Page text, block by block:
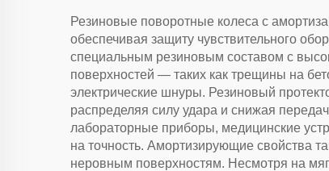
Резиновые поворотные колеса с
обеспечивая защиту чувствительного
специальным резиновым составом с
поверхностей — таких как трещины на
электрические шнуры. Резиновый
распределяя силу удара и снижая
лабораторные приборы, медицинские
на точность. Амортизирующие свойства
неровным поверхностям. Несмотря на